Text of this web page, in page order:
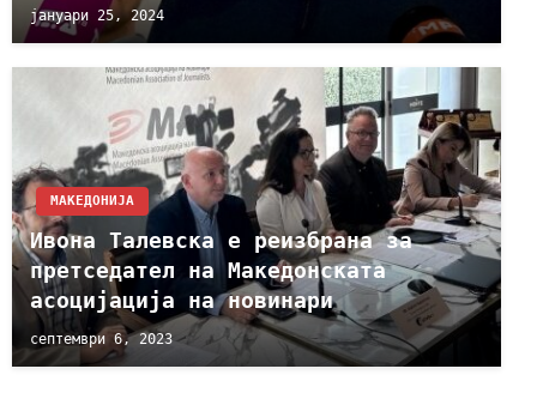
јануари 25, 2024
МАКЕДОНИЈА
Ивона Талевска е реизбрана за
претседател на Македонската
асоцијација на новинари
септември 6, 2023